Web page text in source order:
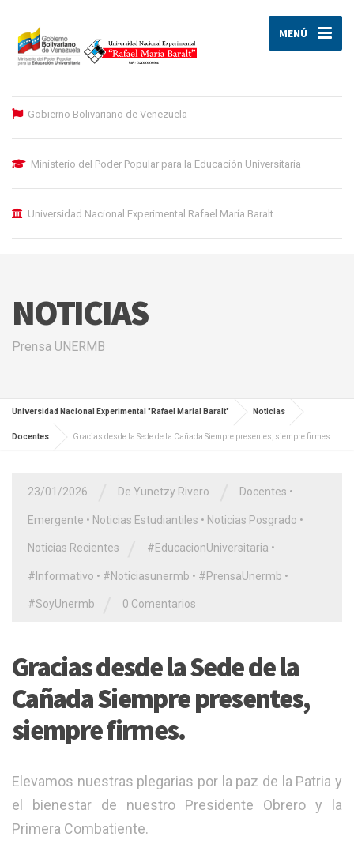
MENÚ
Gobierno Bolivariano de Venezuela
Ministerio del Poder Popular para la Educación Universitaria
Universidad Nacional Experimental Rafael María Baralt
NOTICIAS
Prensa UNERMB
Universidad Nacional Experimental "Rafael Marial Baralt" Noticias
Docentes Gracias desde la Sede de la Cañada Siempre presentes, siempre firmes.
23/01/2026 De Yunetzy Rivero Docentes •
Emergente • Noticias Estudiantiles • Noticias Posgrado •
Noticias Recientes #EducacionUniversitaria •
#Informativo • #Noticiasunermb • #PrensaUnermb •
#SoyUnermb 0 Comentarios
Gracias desde la Sede de la
Cañada Siempre presentes,
siempre firmes.
​Elevamos nuestras plegarias por la paz de la Patria y
el bienestar de nuestro Presidente Obrero y la
Primera Combatiente.